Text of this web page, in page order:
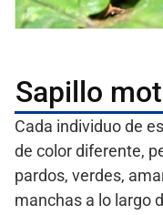
Sapillo
Cada individuo de
de color diferente,
pardos, verdes,
manchas a lo largo